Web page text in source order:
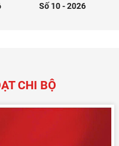
Số 10 - 2026
CHI BỘ